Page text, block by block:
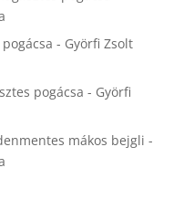
- Györfi Zsolt
pogácsa - Györfi
mákos bejgli -